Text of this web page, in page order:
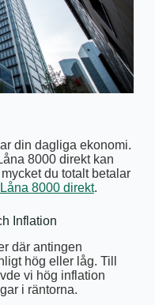
din dagliga ekonomi.
8000 direkt kan
du totalt betalar
Låna 8000 direkt.
Inflation
där antingen
hög eller låg. Till
vi hög inflation
i räntorna.